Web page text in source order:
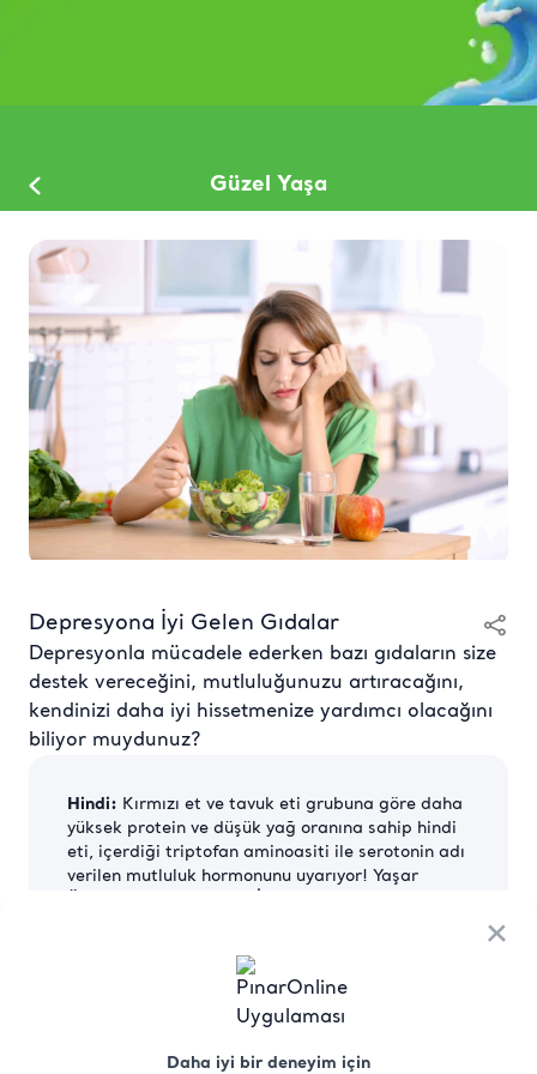
×
Daha iyi bir deneyim için
Güzel Yaşa
Depresyona İyi Gelen Gıdalar
Depresyonla mücadele ederken bazı gıdaların size
destek vereceğini, mutluluğunuzu artıracağını,
kendinizi daha iyi hissetmenize yardımcı olacağını
biliyor muydunuz?
Hindi: Kırmızı et ve tavuk eti grubuna göre daha
yüksek protein ve düşük yağ oranına sahip hindi
eti, içerdiği triptofan aminoasiti ile serotonin adı
verilen mutluluk hormonunu uyarıyor! Yaşar
tüketilmesi gerektiğini söylüyor.
Yüksek B6 vitamini içeriğiyle tavuk,
kişinin mutluluk seviyesini yükseltiyor ve bu